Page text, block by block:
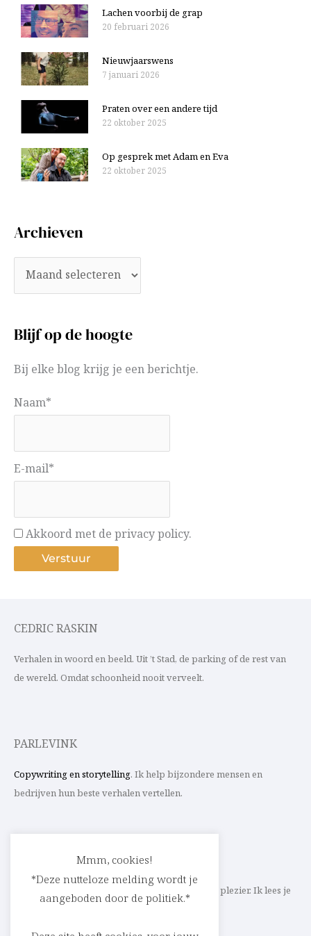
Lachen voorbij de grap
20 februari 2026
Nieuwjaarswens
7 januari 2026
Praten over een andere tijd
22 oktober 2025
Op gesprek met Adam en Eva
22 oktober 2025
Archieven
Blijf op de hoogte
Bij elke blog krijg je een berichtje.
Naam*
E-mail*
Akkoord met de privacy policy.
CEDRIC RASKIN
Verhalen in woord en beeld. Uit ’t Stad, de parking of de rest van
de wereld. Omdat schoonheid nooit verveelt.
PARLEVINK
Copywriting en storytelling. Ik help bijzondere mensen en
bedrijven hun beste verhalen vertellen.
Schrijf ik straks mee aan jouw verhaal? Met veel plezier. Ik lees je
heel graag op
cedric@parlevink.be
Mmm, cookies!
*Deze nutteloze melding wordt je
aangeboden door de politiek.*